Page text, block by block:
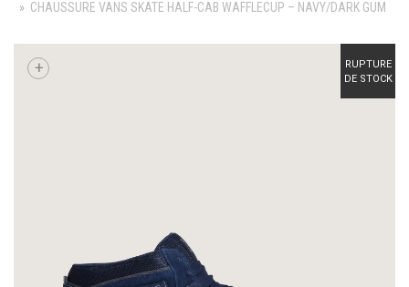
» CHAUSSURE VANS SKATE HALF-CAB WAFFLECUP – NAVY/DARK GUM
RUPTURE
DE STOCK
+